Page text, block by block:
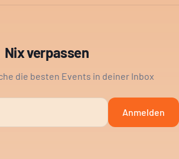
Nix verpassen
die besten Events in deiner Inbox
Anmelden